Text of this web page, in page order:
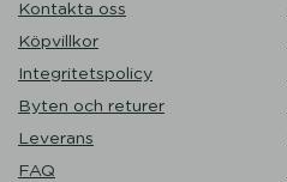
Kontakta oss
Köpvillkor
Integritetspolicy
Byten och returer
Leverans
FAQ